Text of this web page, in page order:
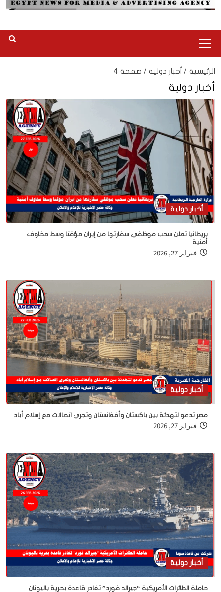
الرئيسية
الرئيسية أخبار دولية صفحة 4
أخبار دولية
أخبار دولية
بريطانيا تعلن سحب موظفي سفارتها من إيران مؤقتا وسط مخاوف
أمنية
فبراير 27, 2026
أخبار دولية
مصر تدعو لتهدئة بين باكستان وأفغانستان وتجري اتصالات مع إسلام أباد
فبراير 27, 2026
أخبار دولية
حاملة الطائرات الأمريكية “جيرالد فورد” تغادر قاعدة بحرية باليونان